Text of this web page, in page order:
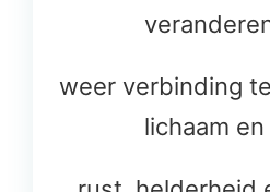
weer verbinding
lichaam